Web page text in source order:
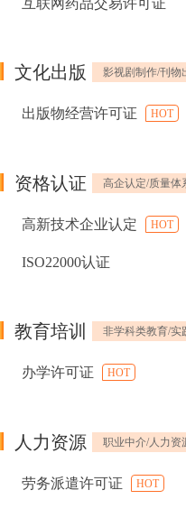
互联网药品交易许可证
文化出版 影视剧制作/刊物
出版物经营许可证 HOT
资格认证 高企认定/质量体
高新技术企业认定 HOT
ISO22000认证
教育培训 非学科类教育/实
办学许可证 HOT
人力资源 职业中介/人力资
劳务派遣许可证 HOT